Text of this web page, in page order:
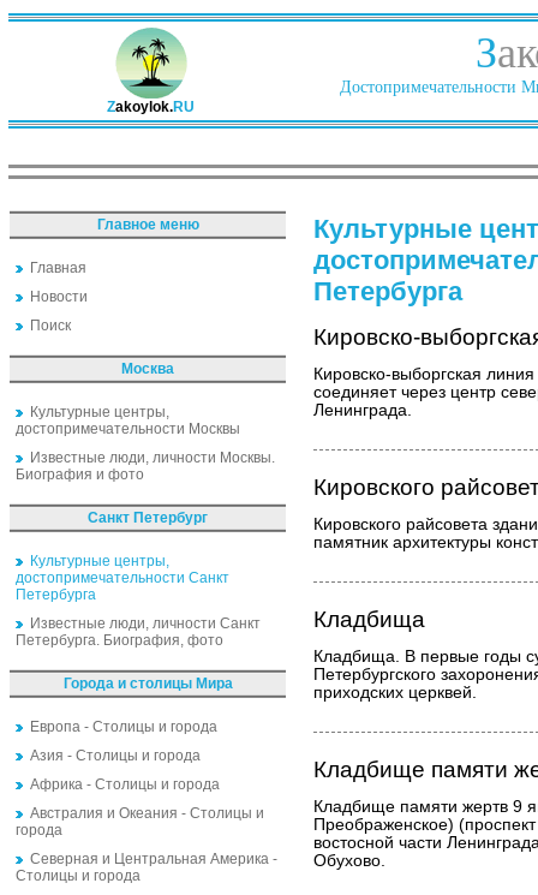
Zakoylok.RU
З
Достопримечательности
Главное меню
Главная
Новости
Поиск
Москва
Культурные центры,
достопримечательности Москвы
Известные люди, личности Москвы.
Биография и фото
Санкт Петербург
Культурные центры,
достопримечательности Санкт
Петербурга
Известные люди, личности Санкт
Петербурга. Биография, фото
Города и столицы Мира
Европа - Столицы и города
Азия - Столицы и города
Африка - Столицы и города
Австралия и Океания - Столицы и
города
Северная и Центральная Америка -
Столицы и города
Культурные
Петербурга
Кировско-
Кировско-выборгская
соединяет через центр
Ленинграда.
Кировского
Кировского райсовета
памятник архитектуры
Кладбища
Кладбища. В первые годы
Петербургского
приходских церквей.
Кладбище памяти
Кладбище памяти жертв 9
Преображенское)
востосной части
Обухово.